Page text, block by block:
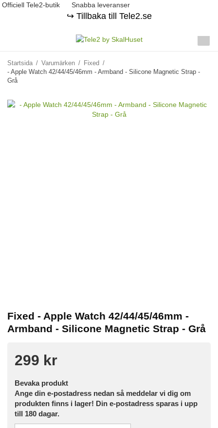
Officiell Tele2-butik Snabba leveranser
↪️ Tillbaka till Tele2.se
Startsida / Varumärken / Fixed /
- Apple Watch 42/44/45/46mm - Armband - Silicone Magnetic Strap -
Grå
Fixed - Apple Watch 42/44/45/46mm -
Armband - Silicone Magnetic Strap - Grå
299 kr
Bevaka produkt
Ange din e-postadress nedan så meddelar vi dig om
produkten finns i lager! Din e-postadress sparas i upp
till 180 dagar.